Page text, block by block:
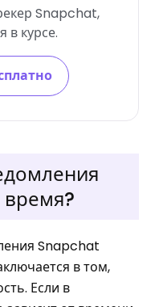
Snapchat,
в курсе.
Snapchat
в том,
Если в